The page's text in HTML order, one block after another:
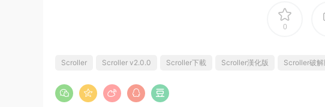
0
Scroller Scroller v2.0.0 Scroller下載 Scroller漢化版 Scroller破解